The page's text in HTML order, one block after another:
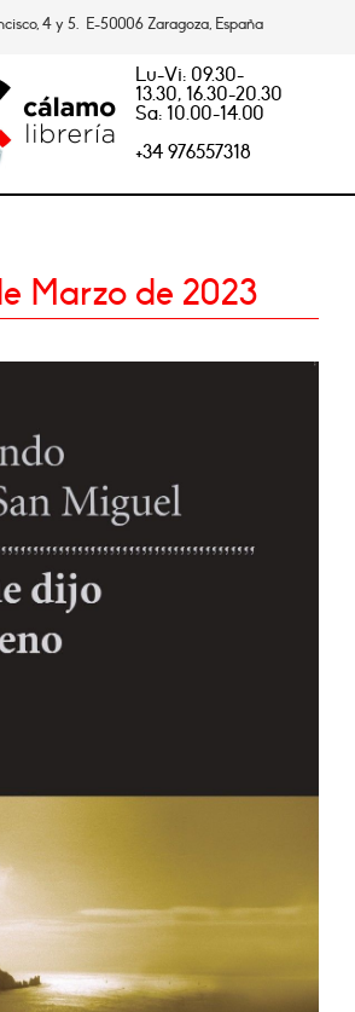
4 y 5. E-50006 Zaragoza, España
Lu-Vi: 09.30-
13.30, 16.30-20.30
Sa: 10.00-14.00
+34 976557318
Marzo de 2023